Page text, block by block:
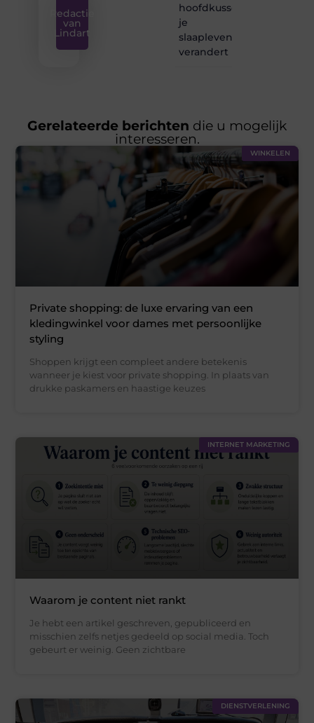
Redactie
van
Lindart
hoofdkussen
je
slaapleven
verandert
Gerelateerde berichten die u mogelijk
interesseren.
WINKELEN
Private shopping: de luxe ervaring van een
kledingwinkel voor dames met persoonlijke
styling
Shoppen krijgt een compleet andere betekenis
wanneer je kiest voor private shopping. In plaats van
drukke paskamers en haastige keuzes
INTERNET MARKETING
Waarom je content niet rankt
Je hebt een artikel geschreven, gepubliceerd en
misschien zelfs netjes gedeeld op social media. Toch
gebeurt er weinig. Geen zichtbare
DIENSTVERLENING